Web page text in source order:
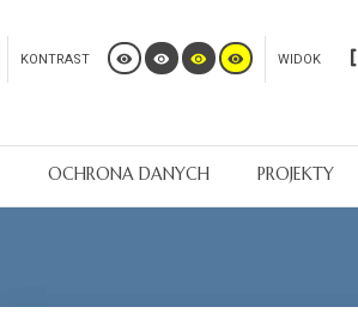
KONTRAST WIDOK
OCHRONA DANYCH PROJEKTY